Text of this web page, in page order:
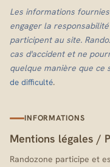
Les informations
engager la
participent au site.
cas d'accident et ne
quelque manière que ce
de difficulté.
INFORMATIONS
Mentions légales /
Randozone participe et